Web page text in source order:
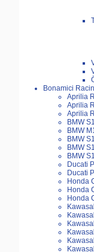
Bonamici
Aprilia
Aprilia
Aprilia
BMW
BMW
BMW
BMW
BMW
Ducati
Ducati
Honda
Honda
Honda